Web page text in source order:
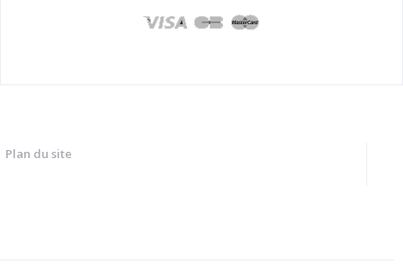
Plan du site